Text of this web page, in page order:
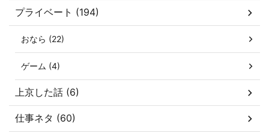
プライベート (194)
おなら (22)
ゲーム (4)
上京した話 (6)
仕事ネタ (60)